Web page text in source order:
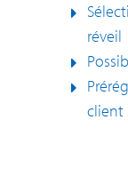
réveil
client